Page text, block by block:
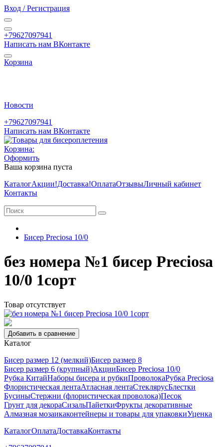
Вход / Регистрация
+79627097941
Написать нам ВКонтакте
Корзина
Новости
+79627097941
Написать нам ВКонтакте
Корзина:
Оформить
Ваша корзина пуста
КаталогАкции!Доставка!ОплатаОтзывыЛичный кабинет
Контакты
Бисер Preciosa 10/0
без номера №1 бисер Preciosa
10/0 1сорт
Товар отсутствует
Добавить в сравнение
Каталог
Бисер размер 12 (мелкий)Бисер размер 8
Бисер размер 6 (крупный)АкцииБисер Preciosa 10/0
Рубка КитайНаборы бисера и рубкиПроволокаРубка Preciosa
Флористическая лентаАтласная лентаСтеклярусБлестки
БусиныСтержни (флористическая проволока)Песок
Грунт для декораСизальПайеткиФрукты декоративные
Алмазная мозаикаконтейнеры и товары для упаковкиУценка
КаталогОплатаДоставкаКонтакты